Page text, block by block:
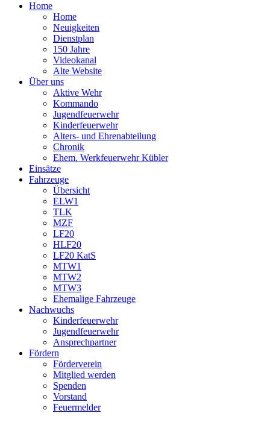
Home
Home
Neuigkeiten
Dienstplan
150 Jahre
Videokanal
Alte Website
Über uns
Aktive Wehr
Kommando
Jugendfeuerwehr
Kinderfeuerwehr
Alters- und Ehrenabteilung
Chronik
Ehem. Werkfeuerwehr Kübler
Einsätze
Fahrzeuge
Übersicht
ELW1
TLK
MZF
LF20
HLF20
LF20 KatS
MTW1
MTW2
MTW3
Ehemalige Fahrzeuge
Nachwuchs
Kinderfeuerwehr
Jugendfeuerwehr
Ansprechpartner
Fördern
Förderverein
Mitglied werden
Spenden
Vorstand
Feuermelder